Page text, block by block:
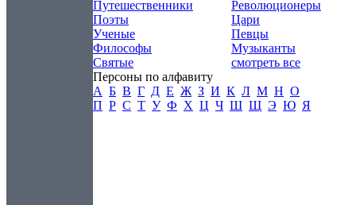
Путешественники
Поэты
Ученые
Философы
Святые
Революционеры
Цари
Певцы
Музыканты
смотреть все
Персоны по алфавиту
А Б В Г Д Е Ж З И К Л М Н О
П Р С Т У Ф Х Ц Ч Ш Щ Э Ю Я